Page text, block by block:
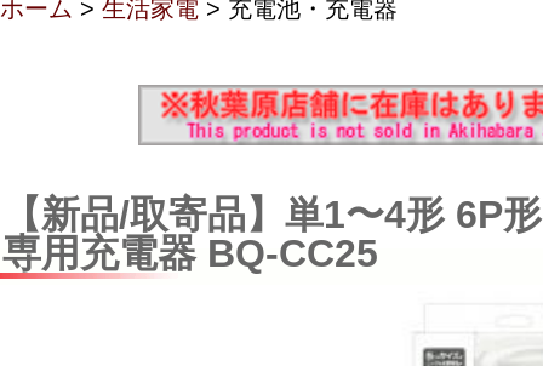
ホーム > 生活家電 > 充電池・充電器
【新品/取寄品】単1〜4形 6P
専用充電器 BQ-CC25